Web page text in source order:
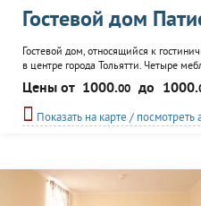
Гостевой дом
Гостевой дом, относящийся к
в центре города Тольятти. Четыре
трапезная на 10 человек,
Огороженная территория с садом,
парковка для двух машин. Возможно
питомцами.
Цены от 1000.00 до 1000.
Показать на карте / посмотреть